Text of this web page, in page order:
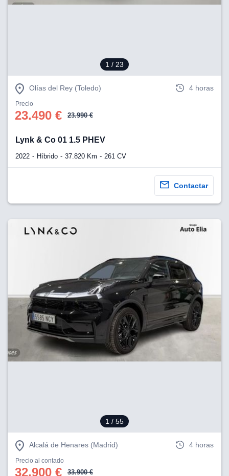
1 / 23
Olías del Rey (Toledo) 4 horas
Precio
23.490 € 23.990 €
Lynk & Co 01 1.5 PHEV
2022 Híbrido 37.820 Km 261 CV
Contactar
1 / 55
Alcalá de Henares (Madrid) 4 horas
Precio al contado
32.900 € 33.900 €